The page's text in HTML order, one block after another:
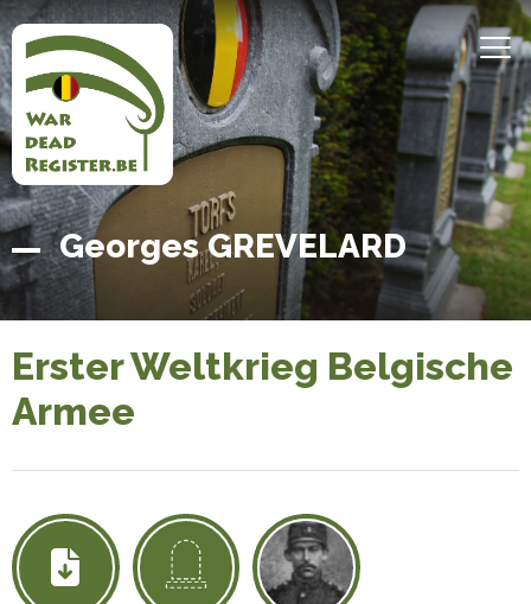
Direkt
zum
Inhalt
Startseite
Belgian
War
Dead
Register
Georges GREVELARD
Erster Weltkrieg Belgische
Armee